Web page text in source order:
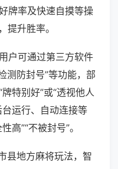
牌率及快速自摸等操
提升胜率。
户可通过第三方软件
测防封号”等功能，部
特别好”或“透视他人
运行、自动连接等
高”“不被封号”。
县地方麻将玩法，智